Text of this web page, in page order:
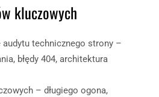
kluczowych
audytu technicznego strony –
błędy 404, architektura
– długiego ogona,